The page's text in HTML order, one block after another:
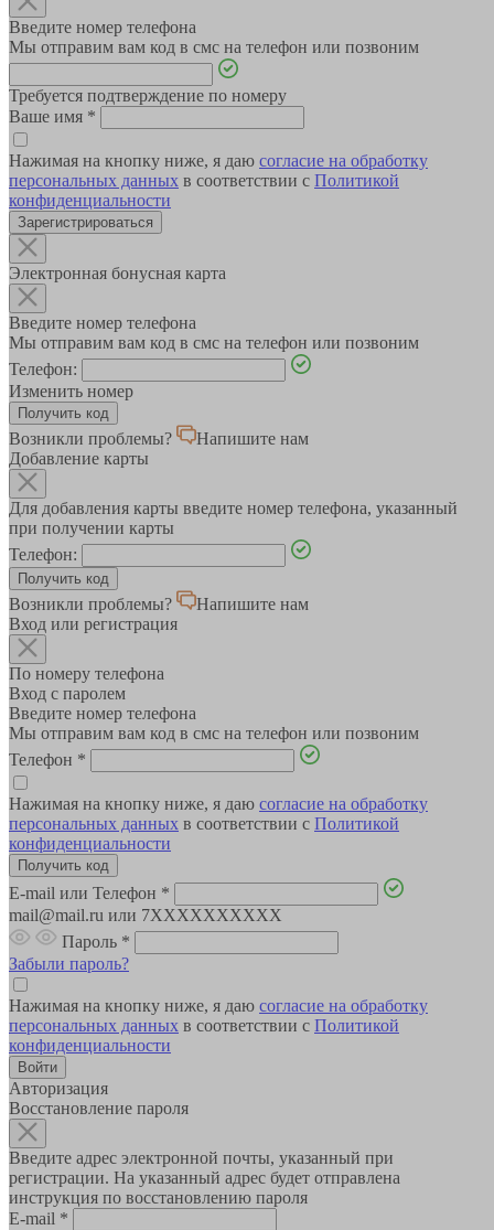
Введите номер телефона
Мы отправим вам код в смс на телефон или позвоним
Требуется подтверждение по номеру
Ваше имя *
Нажимая на кнопку ниже, я даю согласие на обработку
персональных данных в соответствии с Политикой
конфиденциальности
Зарегистрироваться
Электронная бонусная карта
Введите номер телефона
Мы отправим вам код в смс на телефон или позвоним
Телефон:
Изменить номер
Возникли проблемы?
Напишите нам
Добавление карты
Для добавления карты введите номер телефона, указанный
при получении карты
Телефон:
Возникли проблемы?
Напишите нам
Вход или регистрация
По номеру телефона
Вход с паролем
Введите номер телефона
Мы отправим вам код в смс на телефон или позвоним
Телефон *
Нажимая на кнопку ниже, я даю согласие на обработку
персональных данных в соответствии с Политикой
конфиденциальности
E-mail или Телефон *
mail@mail.ru или 7XXXXXXXXXX
Пароль *
Забыли пароль?
Нажимая на кнопку ниже, я даю согласие на обработку
персональных данных в соответствии с Политикой
конфиденциальности
Авторизация
Восстановление пароля
Введите адрес электронной почты, указанный при
регистрации. На указанный адрес будет отправлена
инструкция по восстановлению пароля
E-mail *